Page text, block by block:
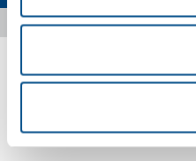
Copyright © 2026 - SOL